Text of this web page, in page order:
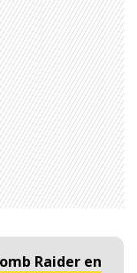
Raider en